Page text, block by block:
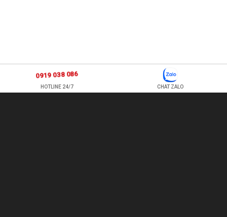
0919 038 086
HOTLINE 24/7 CHAT ZALO